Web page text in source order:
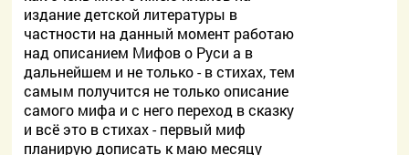
издание детской литературы в
частности на данный момент работаю
над описанием Мифов о Руси а в
дальнейшем и не только - в стихах, тем
самым получится не только описание
самого мифа и с него переход в сказку
и всё это в стихах - первый миф
планирую дописать к маю месяцу